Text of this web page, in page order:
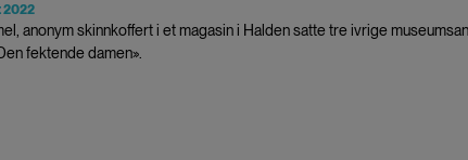
2022
anonym skinnkoffert i et magasin i Halden satte tre ivrige
fektende damen».